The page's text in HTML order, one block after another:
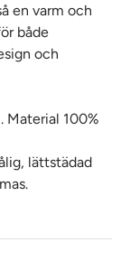
en varm och
både
och
Material 100%
lättstädad